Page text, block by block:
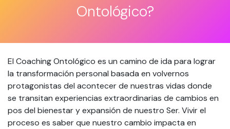
Ontológico?
El Coaching Ontológico es un camino de ida para lograr
la transformación personal basada en volvernos
protagonistas del acontecer de nuestras vidas donde
se transitan experiencias extraordinarias de cambios en
pos del bienestar y expansión de nuestro Ser. Vivir el
proceso es saber que nuestro cambio impacta en